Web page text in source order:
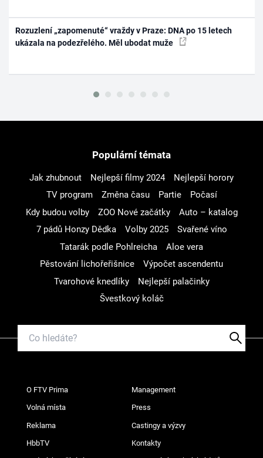
Rozuzlení „zapomenuté“ vraždy v Praze: DNA po 15 letech
ukázala na podezřelého. Měl ubodat muže
Populární témata
Jak zhubnout Nejlepší filmy 2024
Nejlepší horory
TV program
Změna času Partie
Počasí
Kdy budou volby
ZOO Nové začátky
Auto – katalog
7 pádů Honzy Dědka
Volby 2025
Svařené víno
Tatarák podle Pohlreicha
Aloe vera
Pěstování lichořeřišnice
Výpočet ascendentu
Tvarohové knedlíky
Nejlepší palačinky
Švestkový koláč
O FTV Prima Management
Volná místa Press
Reklama Castingy a výzvy
HbbTV Kontakty